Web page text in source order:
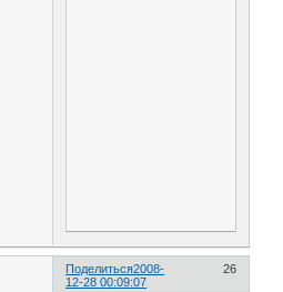
Поделиться 26
2008-
12-28 00:09:07